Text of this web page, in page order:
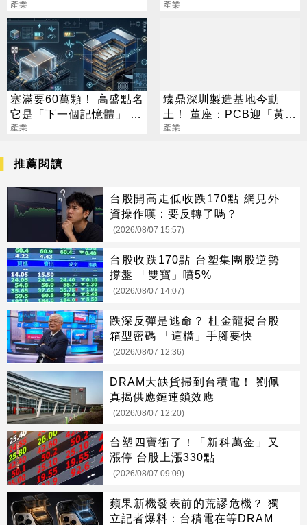
大業
產業
幾家默默爆賺
產業
塞滿要60萬顆！ 高盛點名
它是「下一個記憶體」 漲
價5%利潤狂飆37%
產業
臻鼎深圳製造基地今動
土！ 董座：PCB迎「黃金
十年」
產業
推薦閱讀
台股開高走低收跌170點 網見外
資操作嘆：要反轉了嗎？
(2026/08/07 15:57)
台股收跌170點 台塑集團股逆勢
撐盤 「雙寶」噴5%
(2026/08/07 14:07)
跌深反彈是逃命？ 杜金龍揭台股
箱型密碼 「這檔」手腳要快
(2026/08/07 12:36)
DRAM大缺貨掃到台積電！ 劉佩
真揭供應鏈連鎖效應
(2026/08/07 12:20)
台塑四寶衝了！「新科萬金」又
漲停 台股上漲330點
(2026/08/07 09:09)
蘋果新機發表前的荒謬危機？ 獨
立記者爆料：台積電在等DRAM